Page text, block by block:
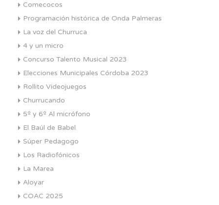
Comecocos
Programación histórica de Onda Palmeras
La voz del Churruca
4 y un micro
Concurso Talento Musical 2023
Elecciones Municipales Córdoba 2023
Rollito Videojuegos
Churrucando
5º y 6º Al micrófono
El Baúl de Babel
Súper Pedagogo
Los Radiofónicos
La Marea
Aloyar
COAC 2025